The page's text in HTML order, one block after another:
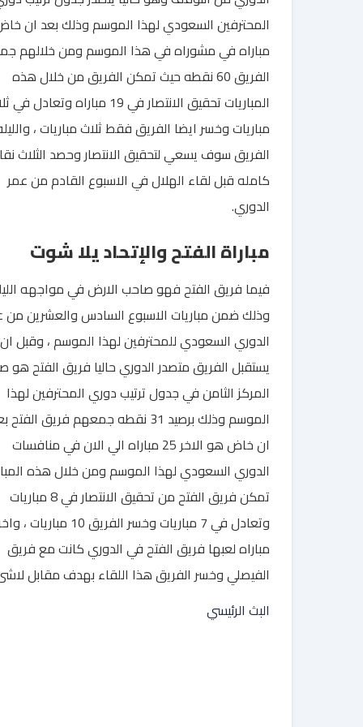
مباراه في مشوراه في هذا الموسم ومن خلالهم
الفريق 60 نقطه حيث تمكن الفريق من خلال هذه
المباريات تحقيق الانتصار في 19 مباراه وتعادل
مباريات وخسر ايضا الفريق فقط ثلاث مباريات ،
الفريق سوف يسعي لتحقيق الانتصار وحصد الثلاث
كامله قبل لقاء الهلال في الاسبوع القادم من عمر
الدوري.
مباراة الفتح والإتحاد يلا شوت
فيما فريق الفتح فهو صاحب الارض في مواجهه
وذلك ضمن مباريات الاسبوع السادس والعشرين من
الدوري السعودي للمحترفين لهذا الموسم ، وقبل ان
يستقبل الفريق متصدر الدوري حاليا فريق الفتح هو
المركز الثامن في جدول ترتيب دوري المحترفين لهذا
الموسم وذلك برصيد 31 نقطه جمعهم فريق
ان خاض هو الاخر 25 مباراه الي الان في منافسات
الدوري السعودي لهذا الموسم ومن خلال هذه
تمكن فريق الفتح من تحقيق الانتصار في 8 مباريات
وتعادل في 7 مباريات وخسر الفريق 10 مباريات ،
مباراه لعبها فريق الفتح في الدوري كانت مع فريق
الفيصلي وخسر الفريق هذا اللقاء بهدف مقابل
البث الرئيسي